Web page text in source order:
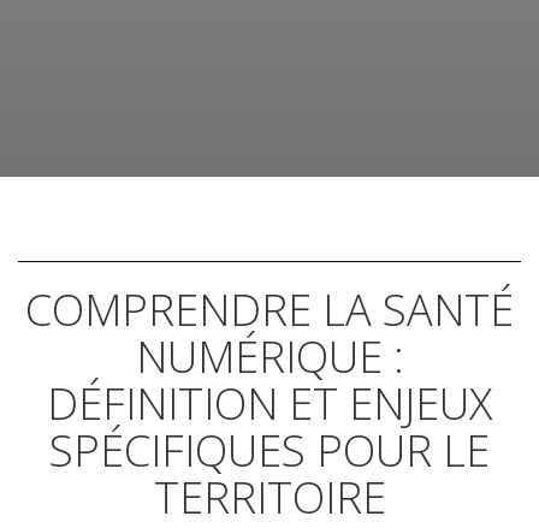
COMPRENDRE LA SANTÉ
NUMÉRIQUE :
DÉFINITION ET ENJEUX
SPÉCIFIQUES POUR LE
TERRITOIRE